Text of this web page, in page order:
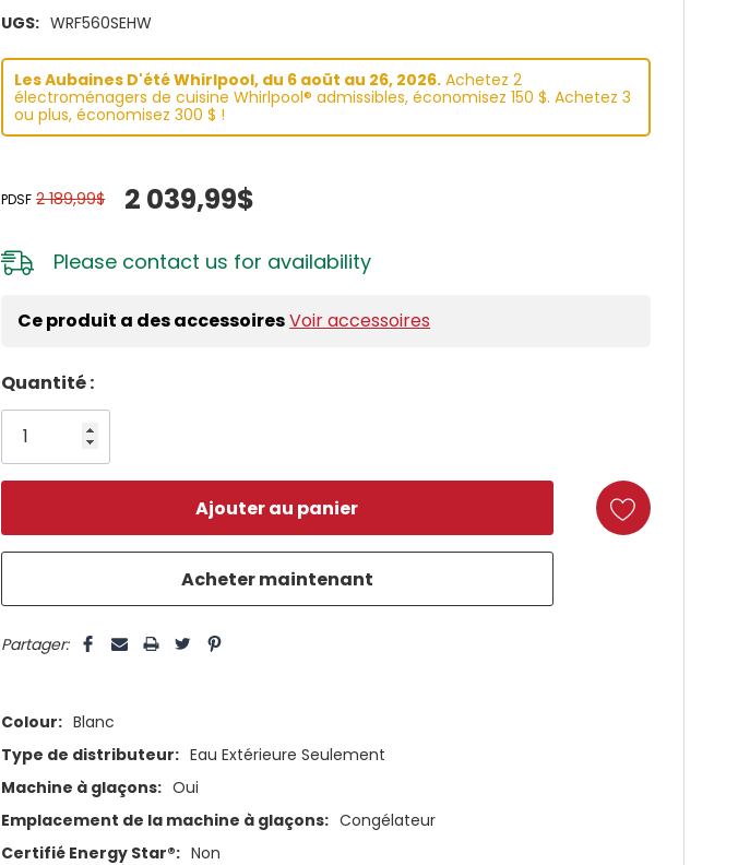
UGS: WRF560SEHW
Les Aubaines D'été Whirlpool, du 6 aoüt au 26, 2026. Achetez 2
électroménagers de cuisine Whirlpool® admissibles, économisez 150 $. Achetez 3
ou plus, économisez 300 $ !
PDSF 2 189,99$ 2 039,99$
Please contact us for availability
Ce produit a des accessoiresVoir accessoires
Dépêchez-
vous!
plus
Quantité :
Partager:
Colour: Blanc
Type de distributeur: Eau Extérieure Seulement
Machine à glaçons: Oui
Emplacement de la machine à glaçons: Congélateur
Certifié Energy Star®: Non